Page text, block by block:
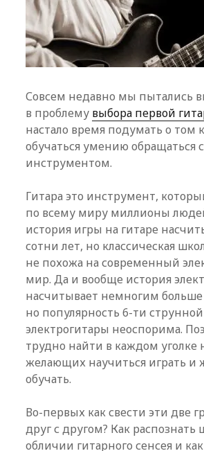
Совсем недавно мы пытались
в проблему выбора первой
настало время подумать о том
обучаться умению обращаться с
инструментом.
Гитара это инструмент,
по всему миру миллионы
история игры на гитаре
сотни лет, но классическая
не похожа на современный
мир. Да и вообще история
насчитывает немногим больше
но популярность 6-ти струнной
электрогитары неоспорима.
трудно найти в каждом уголке
желающих научиться играть
обучать.
Во-первых как свести эти две
друг с другом? Как распознать
обличии гитарного сенсея и